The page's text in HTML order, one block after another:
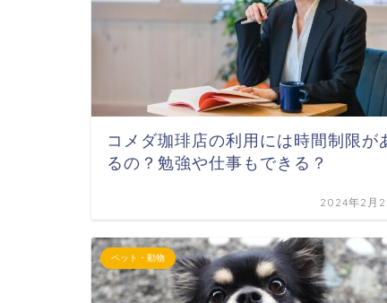
コメダ珈琲店の利用には時間制限が
るの？勉強や仕事もできる？
2024年2月
ペット・動物